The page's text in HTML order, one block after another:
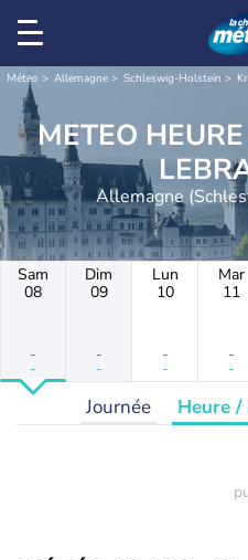
Météo Allemagne Schleswig-Holstein
METEO
Allemagne
Sam
08
-
-
Dim
09
-
-
Lun
10
-
-
Mar
11
-
-
Journée Heure /